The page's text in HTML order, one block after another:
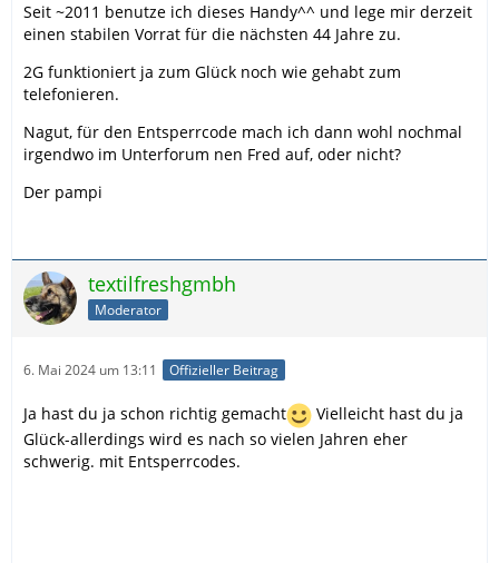
Seit ~2011 benutze ich dieses Handy^^ und lege mir derzeit
einen stabilen Vorrat für die nächsten 44 Jahre zu.
2G funktioniert ja zum Glück noch wie gehabt zum
telefonieren.
Nagut, für den Entsperrcode mach ich dann wohl nochmal
irgendwo im Unterforum nen Fred auf, oder nicht?
Der pampi
textilfreshgmbh
Moderator
6. Mai 2024 um 13:11 Offizieller Beitrag
Ja hast du ja schon richtig gemacht
Vielleicht hast du ja
Glück-allerdings wird es nach so vielen Jahren eher
schwerig. mit Entsperrcodes.